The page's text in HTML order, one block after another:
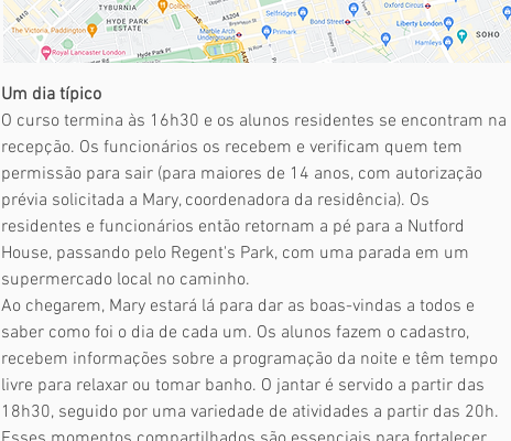
Um dia típico
O curso termina às 16h30 e os alunos residentes se encontram na
recepção. Os funcionários os recebem e verificam quem tem
permissão para sair (para maiores de 14 anos, com autorização
prévia solicitada a Mary, coordenadora da residência). Os
residentes e funcionários então retornam a pé para a Nutford
House, passando pelo Regent's Park, com uma parada em um
supermercado local no caminho.
Ao chegarem, Mary estará lá para dar as boas-vindas a todos e
saber como foi o dia de cada um. Os alunos fazem o cadastro,
recebem informações sobre a programação da noite e têm tempo
livre para relaxar ou tomar banho. O jantar é servido a partir das
18h30, seguido por uma variedade de atividades a partir das 20h.